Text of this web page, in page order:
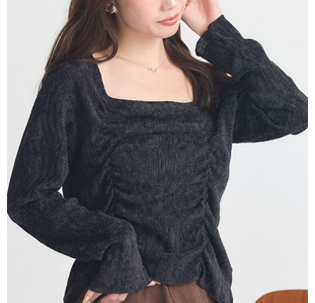
2.透過簡訊連結打開帳單後，可選擇「超商條碼／台灣大直營門市／銀行轉
帳／街口支付／iPASS MONEY」等通路繳費。
【注意事項】
1.本服務係由「台灣大哥大股份有限公司」（以下簡稱本公司）所提供，讓
用戶於交易時，得透過本服務購買商品或服務，並由商店將買賣／分期付款
買賣價金債權讓與本公司後，依約使用本公司帳單繳交帳款。
2.基於同意付款使用「大哥付你分期」之契約關係目的，商店將以您的個人
資料（包含姓名、電話或地址）提供予台灣大哥大進項蒐集、處理及利用，
由本公司與您本人進行分期帳單所需資料之確認、核對及更正。
3.完整用戶服務條款，請詳閱以下連結： https://oppay.tw/userRule
１．於結帳方式選擇「AFTEE先享後付」後，將跳轉至「AFTEE先享後付」
結帳頁面，進行簡訊認證並確認金額後，即可完成結帳。
２．訂單成立數日內，您將收到繳費通知簡訊。
３．收到繳費通知簡訊後14天內，點擊此簡訊中的連結，可透過四大超商／
ATM／網路銀行／等多元方式進行付款，方視為交易完成。
※ 請注意：結帳手續完成當下不需立刻繳費，但若您需要取消訂單，請聯絡
購買商品的店家。未經商家同意取消之訂單仍視為有效，需透過AFTEE先享
後付繳納相關費用。
※ 交易是否成功請以「AFTEE先享後付 」之結帳頁面顯示為準，若有關於
是否繳費成功／繳費後需取消欲退款等相關疑問，請聯繫「AFTEE先享後付
客戶支援中心」
https://netprotections.freshdesk.com/support/home
【注意事項】
１．透過由恩沛科技股份有限公司提供之「AFTEE先享後付」服務完成之交
易，需依本服務之必要範圍內提供個人資料，並將交易相關給付款項請求債
權轉讓予恩沛科技股份有限公司。
２．關於個人資料處理事宜，請瀏覽以下網址：
https://aftee.tw/terms/#terms3
３．未成年的使用者請事先徵得法定代理人或監護人之同意方可使用
「AFTEE先享後付」，若未經同意申辦者引起之損失，本公司不負相關責
４．使用「AFTEE先享後付」時，將依據個別帳號之用戶狀況，依本公司即
時審查核予不同之上限額度；若仍有額度不足之情形，本公司將視審查結果
請求用戶進行身份認證。
每筆NT$60，滿NT$1,500(含以上)免運費
萊爾富取貨付款
每筆NT$60，滿NT$1,500(含以上)免運費
萊爾富純取貨
每筆NT$60，滿NT$1,500(含以上)免運費
7-11取貨付款
每筆NT$60，滿NT$1,500(含以上)免運費
7-11純取貨
每筆NT$60，滿NT$1,500(含以上)免運費
每筆NT$90，滿NT$1,500(含以上)免運費